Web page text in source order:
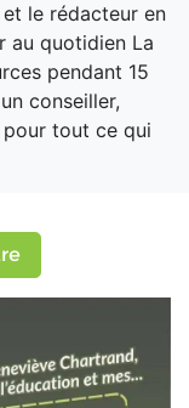
le rédacteur en
au quotidien La
pendant 15
conseiller,
tout ce qui